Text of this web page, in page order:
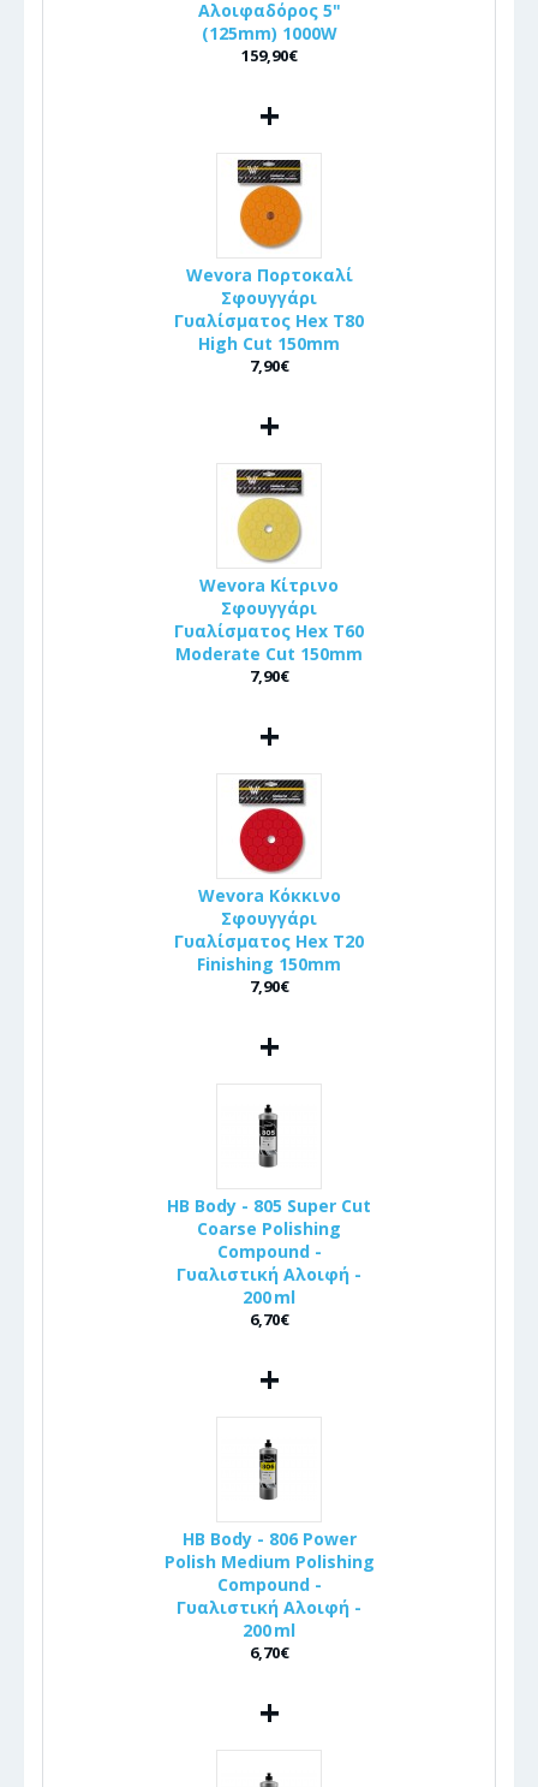
Αλοιφαδόρος 5"
(125mm) 1000W
159,90€
+
Wevora Πορτοκαλί
Σφουγγάρι
Γυαλίσματος Hex T80
High Cut 150mm
7,90€
+
Wevora Κίτρινο
Σφουγγάρι
Γυαλίσματος Hex T60
Moderate Cut 150mm
7,90€
+
Wevora Κόκκινο
Σφουγγάρι
Γυαλίσματος Hex T20
Finishing 150mm
7,90€
+
HB Body - 805 Super Cut
Coarse Polishing
Compound -
Γυαλιστική Αλοιφή -
200 ml
6,70€
+
HB Body - 806 Power
Polish Medium Polishing
Compound -
Γυαλιστική Αλοιφή -
200 ml
6,70€
+